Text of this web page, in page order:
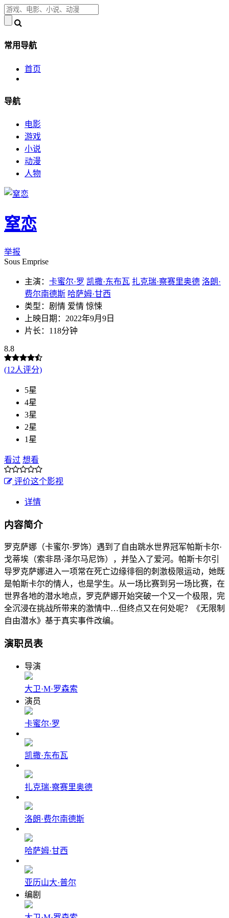
常用导航
首页
导航
电影
游戏
小说
动漫
人物
窒恋
举报
Sous Emprise
主演： 卡蜜尔·罗 凯撒·东布瓦 扎克瑞·察赛里奥德 洛朗·
费尔南德斯 哈萨姆·甘西
类型：剧情 爱情 惊悚
上映日期：2022年9月9日
片长：118分钟
8.8
(12人评分)
5星
4星
3星
2星
1星
看过 想看
评价这个影视
详情
内容简介
罗克萨娜（卡蜜尔·罗饰）遇到了自由跳水世界冠军帕斯卡尔·
戈蒂埃（索非昂·泽尔马尼饰），并坠入了爱河。帕斯卡尔引
导罗克萨娜进入一项常在死亡边缘徘徊的刺激极限运动，她既
是帕斯卡尔的情人，也是学生。从一场比赛到另一场比赛，在
世界各地的潜水地点，罗克萨娜开始突破一个又一个极限，完
全沉浸在挑战所带来的激情中…但终点又在何处呢？《无限制
自由潜水》基于真实事件改编。
演职员表
导演
大卫·M·罗森索
演员
卡蜜尔·罗
凯撒·东布瓦
扎克瑞·察赛里奥德
洛朗·费尔南德斯
哈萨姆·甘西
亚历山大·普尔
编剧